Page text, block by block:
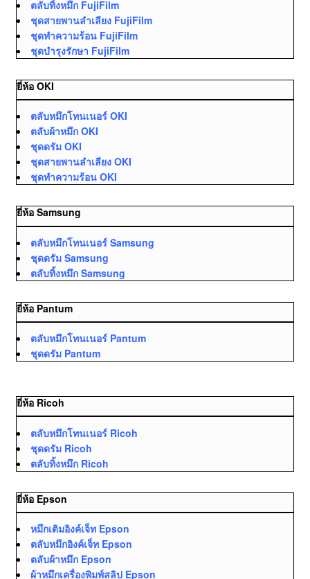
ตลับทิ้งหมึก FujiFilm
ชุดสายพานลำเลียง FujiFilm
ชุดทำความร้อน FujiFilm
ชุดบำรุงรักษา FujiFilm
ยี่ห้อ OKI
ตลับหมึกโทนเนอร์ OKI
ตลับผ้าหมึก OKI
ชุดดรัม OKI
ชุดสายพานลำเลียง OKI
ชุดทำความร้อน OKI
ยี่ห้อ Samsung
ตลับหมึกโทนเนอร์ Samsung
ชุดดรัม Samsung
ตลับทิ้งหมึก Samsung
ยี่ห้อ Pantum
ตลับหมึกโทนเนอร์ Pantum
ชุดดรัม Pantum
ยี่ห้อ Ricoh
ตลับหมึกโทนเนอร์ Ricoh
ชุดดรัม Ricoh
ตลับทิ้งหมึก Ricoh
ยี่ห้อ Epson
หมึกเติมอิงค์เจ็ท Epson
ตลับหมึกอิงค์เจ็ท Epson
ตลับผ้าหมึก Epson
ผ้าหมึกเครื่องพิมพ์สลิป Epson